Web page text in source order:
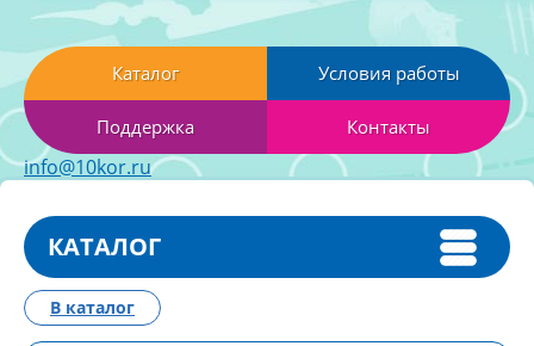
Каталог Условия работы
Поддержка Контакты
info@10kor.ru
КАТАЛОГ
В каталог